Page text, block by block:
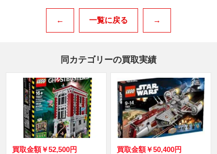
← 一覧に戻る →
同カテゴリーの買取実績
買取金額￥52,500円 買取金額￥50,400円